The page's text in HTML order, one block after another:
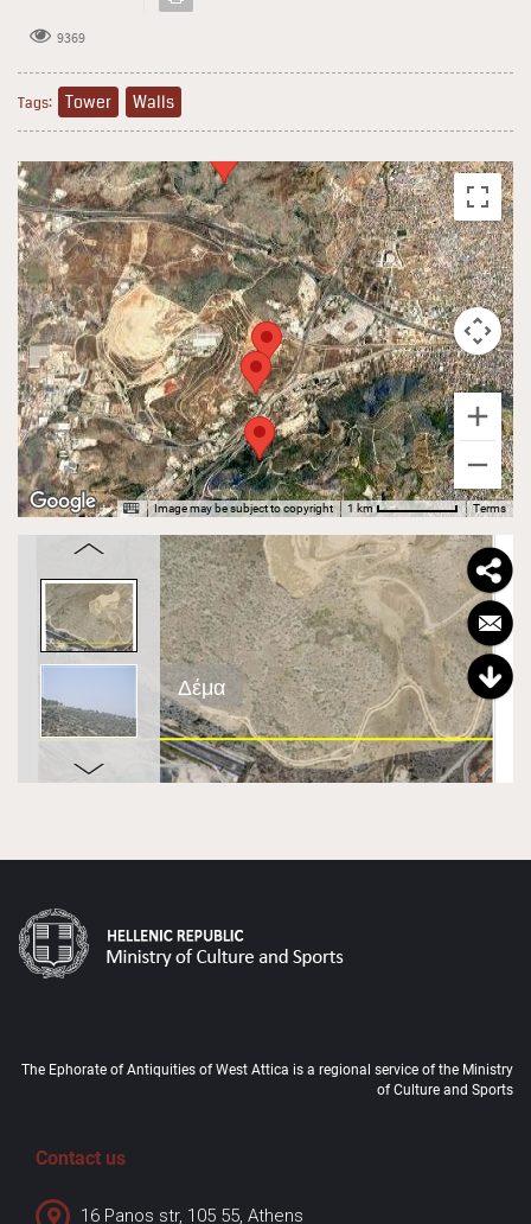
9369
Tags: Tower Walls
Image may be subject to copyright 1 km Terms
Δέμα
The Ephorate of Antiquities of West Attica is a regional service of the Ministry
of Culture and Sports
Contact us
16 Panos str, 105 55, Athens